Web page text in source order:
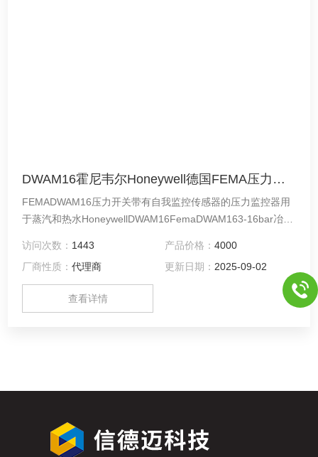
DWAM16霍尼韦尔Honeywell德国FEMA压力开关
FEMADWAM16压力开关带有自我监控传感器的压力监控器用
于蒸汽和热水HoneywellDWAM16FemaDWAM163-16bar冶
超压压力连接内螺纹G1/4
访问次数： 1443 产品价格： 4000
厂商性质：代理商 更新日期： 2025-09-02
查看详情